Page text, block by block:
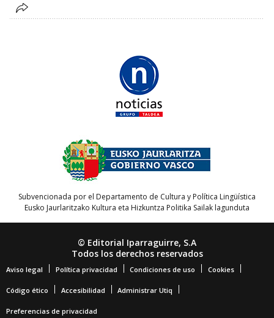
Subvencionada por el Departamento de Cultura y Política Lingüística
Eusko Jaurlaritzako Kultura eta Hizkuntza Politika Sailak lagunduta
© Editorial Iparraguirre, S.A
Todos los derechos reservados
Aviso legal Política privacidad Condiciones de uso Cookies
Código ético Accesibilidad Administrar Utiq
Preferencias de privacidad